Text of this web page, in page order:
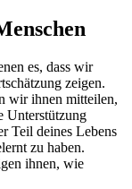
es, dass wir
zeigen.
wir ihnen mitteilen,
Unterstützung
Teil deines Lebens
zu haben.
ihnen, wie